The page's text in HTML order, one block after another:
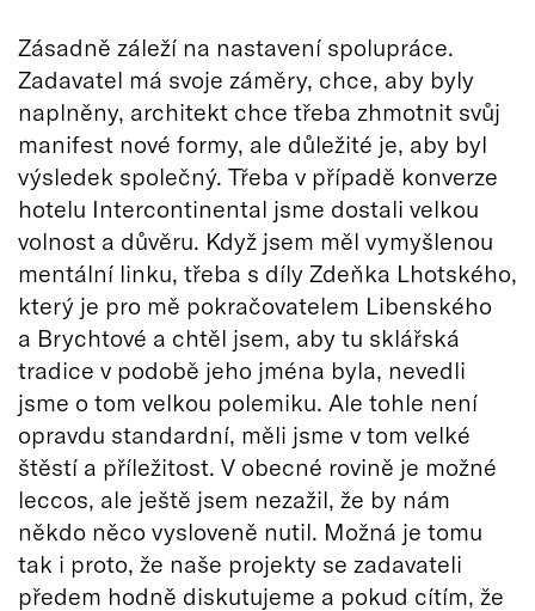
Zásadně záleží na nastavení spolupráce.
Zadavatel má svoje záměry, chce, aby byly
naplněny, architekt chce třeba zhmotnit svůj
manifest nové formy, ale důležité je, aby byl
výsledek společný. Třeba v případě konverze
hotelu Intercontinental jsme dostali velkou
volnost a důvěru. Když jsem měl vymyšlenou
mentální linku, třeba s díly Zdeňka Lhotského,
který je pro mě pokračovatelem Libenského
a Brychtové a chtěl jsem, aby tu sklářská
tradice v podobě jeho jména byla, nevedli
jsme o tom velkou polemiku. Ale tohle není
opravdu standardní, měli jsme v tom velké
štěstí a příležitost. V obecné rovině je možné
leccos, ale ještě jsem nezažil, že by nám
někdo něco vysloveně nutil. Možná je tomu
tak i proto, že naše projekty se zadavateli
předem hodně diskutujeme a pokud cítím, že